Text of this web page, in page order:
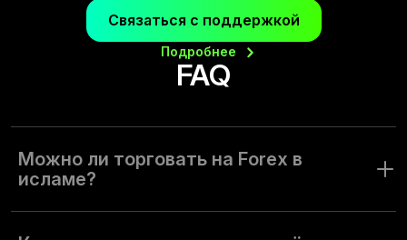
Связаться с поддержкой
Подробнее
FAQ
Можно ли торговать на Forex в
исламе?